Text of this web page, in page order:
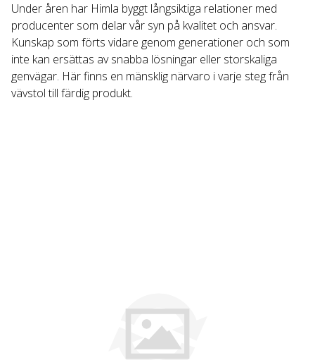
Under åren har Himla byggt långsiktiga relationer med
producenter som delar vår syn på kvalitet och ansvar.
Kunskap som förts vidare genom generationer och som
inte kan ersättas av snabba lösningar eller storskaliga
genvägar. Här finns en mänsklig närvaro i varje steg från
vävstol till färdig produkt.